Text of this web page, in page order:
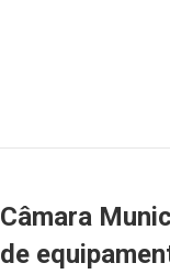
Câmara
de